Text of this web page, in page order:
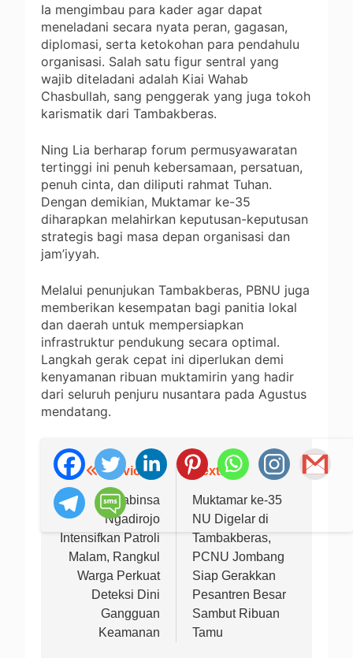
Ia mengimbau para kader agar dapat
meneladani secara nyata peran, gagasan,
diplomasi, serta ketokohan para pendahulu
organisasi. Salah satu figur sentral yang
wajib diteladani adalah Kiai Wahab
Chasbullah, sang penggerak yang juga tokoh
karismatik dari Tambakberas.
Ning Lia berharap forum permusyawaratan
tertinggi ini penuh kebersamaan, persatuan,
penuh cinta, dan diliputi rahmat Tuhan.
Dengan demikian, Muktamar ke-35
diharapkan melahirkan keputusan-keputusan
strategis bagi masa depan organisasi dan
jam’iyyah.
Melalui penunjukan Tambakberas, PBNU juga
memberikan kesempatan bagi panitia lokal
dan daerah untuk mempersiapkan
infrastruktur pendukung secara optimal.
Langkah gerak cepat ini diperlukan demi
kenyamanan ribuan muktamirin yang hadir
dari seluruh penjuru nusantara pada Agustus
mendatang.
Navigasi
pos
Previous:
Babinsa
Ngadirojo
Intensifkan Patroli
Malam, Rangkul
Warga Perkuat
Deteksi Dini
Gangguan
Keamanan
Next:
Muktamar ke-35
NU Digelar di
Tambakberas,
PCNU Jombang
Siap Gerakkan
Pesantren Besar
Sambut Ribuan
Tamu